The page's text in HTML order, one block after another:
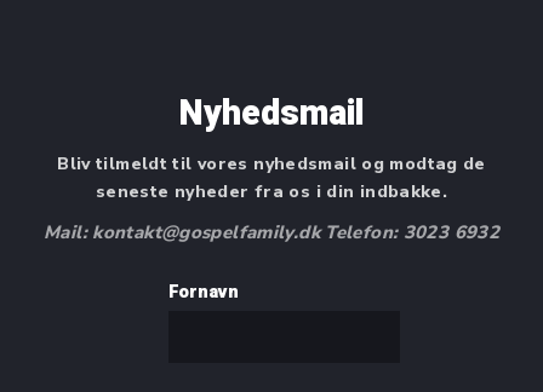
Nyhedsmail
Bliv tilmeldt til vores nyhedsmail og modtag de
seneste nyheder fra os i din indbakke.
Mail: kontakt@gospelfamily.dk Telefon: 3023 6932
Fornavn